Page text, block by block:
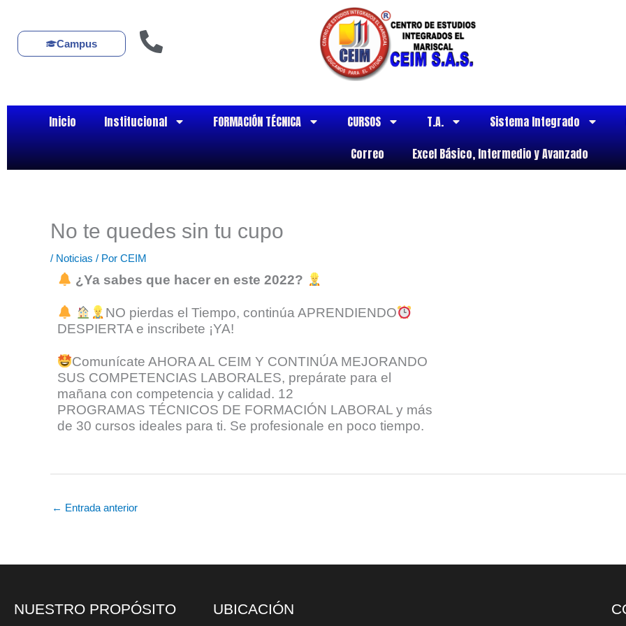
contenido
Campus
Inicio Institucional FORMACIÓN TÉCNICA CURSOS T.A. Sistema Integrado
Correo
Excel Básico, Intermedio y Avanzado
No te quedes sin tu cupo
/ Noticias / Por CEIM
¿Ya sabes que hacer en este 2022?
NO pierdas el Tiempo, continúa APRENDIENDO
DESPIERTA e inscribete ¡YA!
Comunícate AHORA AL CEIM Y CONTINÚA MEJORANDO
SUS COMPETENCIAS LABORALES, prepárate para el
mañana con competencia y calidad. 12
PROGRAMAS TÉCNICOS DE FORMACIÓN LABORAL y más
de 30 cursos ideales para ti. Se profesionale en poco tiempo.
← Entrada anterior
NUESTRO PROPÓSITO UBICACIÓN